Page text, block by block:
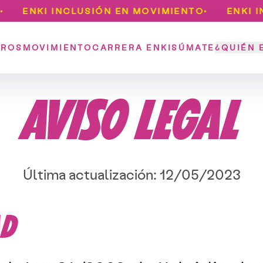
INCLUSIÓN EN MOVIMIENTO• ENKI
MOVIMIENTOCARRERA ENKISÚMATE¿QUIÉN
AVISO LEGAL
Última actualización: 12/05/2023